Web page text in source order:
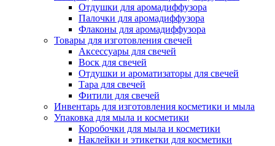
Отдушки для аромадиффузора
Палочки для аромадиффузора
Флаконы для аромадиффузора
Товары для изготовления свечей
Аксессуары для свечей
Воск для свечей
Отдушки и ароматизаторы для свечей
Тара для свечей
Фитили для свечей
Инвентарь для изготовления косметики и мыла
Упаковка для мыла и косметики
Коробочки для мыла и косметики
Наклейки и этикетки для косметики